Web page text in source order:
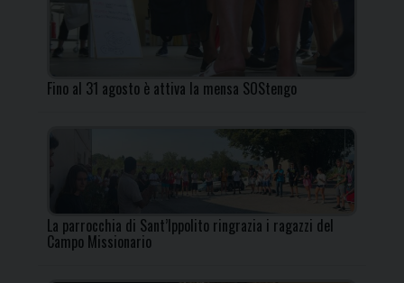
Fino al 31 agosto è attiva la mensa SOStengo
La parrocchia di Sant’Ippolito ringrazia i ragazzi del
Campo Missionario